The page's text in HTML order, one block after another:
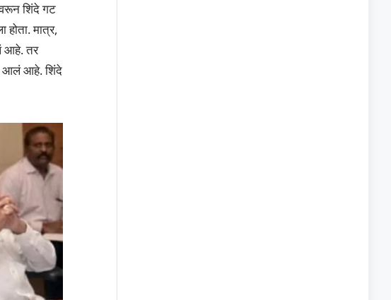
शिंदे गट
होता. मात्र,
आहे. तर
आलं आहे. शिंदे